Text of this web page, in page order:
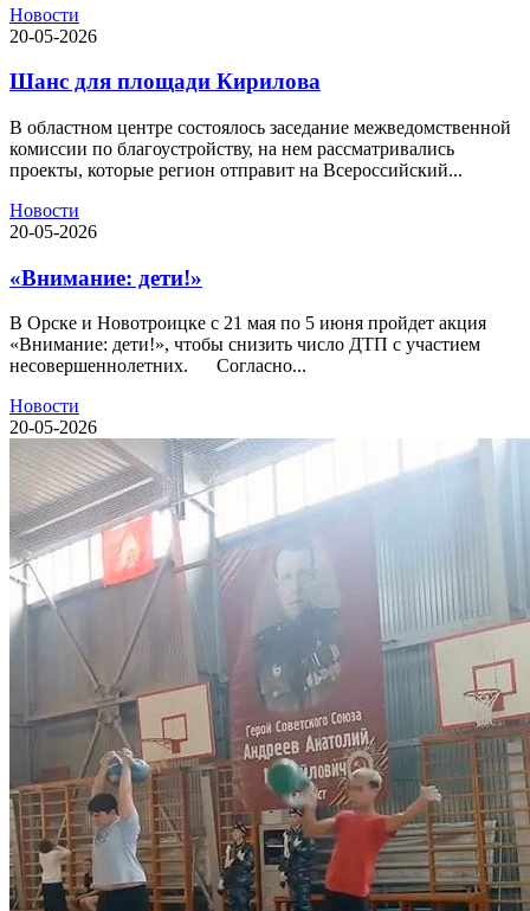
Новости
20-05-2026
Шанс для площади Кирилова
В областном центре состоялось заседание межведомственной
комиссии по благоустройству, на нем рассматривались
проекты, которые регион отправит на Всероссийский...
Новости
20-05-2026
«Внимание: дети!»
В Орске и Новотроицке с 21 мая по 5 июня пройдет акция
«Внимание: дети!», чтобы снизить число ДТП с участием
несовершеннолетних. Согласно...
Новости
20-05-2026